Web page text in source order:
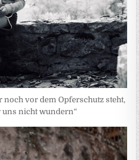
noch vor dem Opferschutz steht,
nicht wundern“